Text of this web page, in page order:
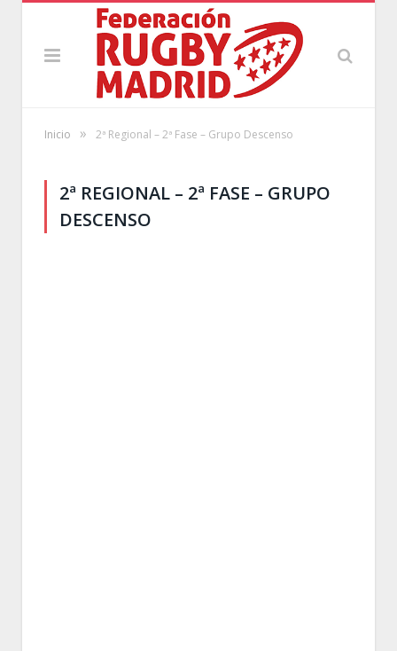
Inicio » 2ª Regional – 2ª Fase – Grupo Descenso
2ª REGIONAL – 2ª FASE – GRUPO
DESCENSO